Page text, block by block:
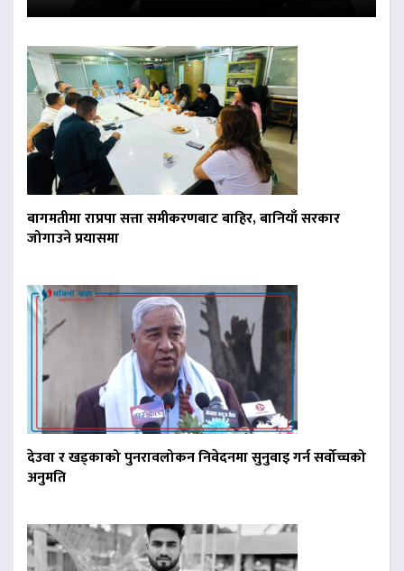
बागमतीमा राप्रपा सत्ता समीकरणबाट बाहिर, बानियाँ सरकार
जोगाउने प्रयासमा
देउवा र खड्काको पुनरावलोकन निवेदनमा सुनुवाइ गर्न सर्वोच्चको
अनुमति